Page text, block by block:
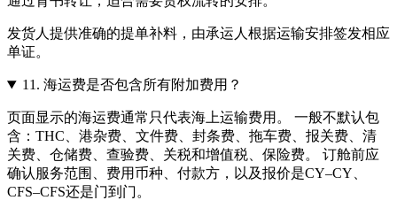
发货人提供准确的提单补料，由承运人根据运输安排签发相应
单证。
11. 海运费是否包含所有附加费用？
页面显示的海运费通常只代表海上运输费用。 一般不默认包
含：THC、港杂费、文件费、封条费、拖车费、报关费、清
关费、仓储费、查验费、关税和增值税、保险费。 订舱前应
确认服务范围、费用币种、付款方，以及报价是CY–CY、
CFS–CFS还是门到门。